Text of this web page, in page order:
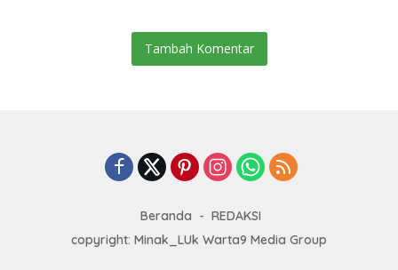
Tambah Komentar
Beranda
REDAKSI
copyright: Minak_LUk Warta9 Media Group